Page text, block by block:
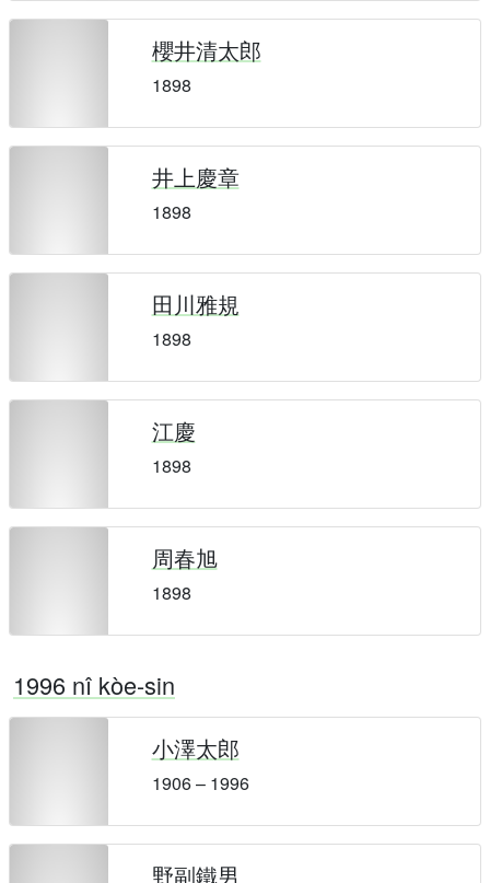
櫻井清太郎
1898
井上慶章
1898
田川雅規
1898
江慶
1898
周春旭
1898
1996 nî kòe-sin
小澤太郎
1906 – 1996
野副鐵男